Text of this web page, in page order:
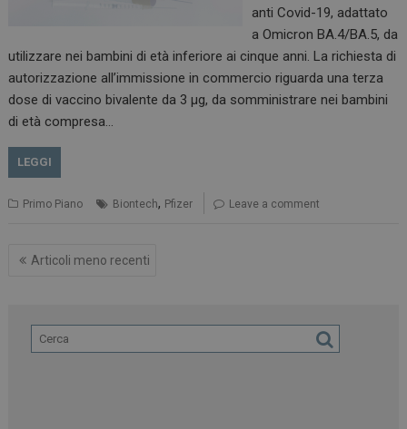
anti Covid-19, adattato
a Omicron BA.4/BA.5, da
utilizzare nei bambini di età inferiore ai cinque anni. La richiesta di
autorizzazione all’immissione in commercio riguarda una terza
dose di vaccino bivalente da 3 µg, da somministrare nei bambini
di età compresa…
LEGGI
Primo Piano Biontech, Pfizer Leave a comment
Navigazione
Articoli meno recenti
tracking-sites-
ironfish-tracking-
www.dailyhealthindustry.it
4
settimane